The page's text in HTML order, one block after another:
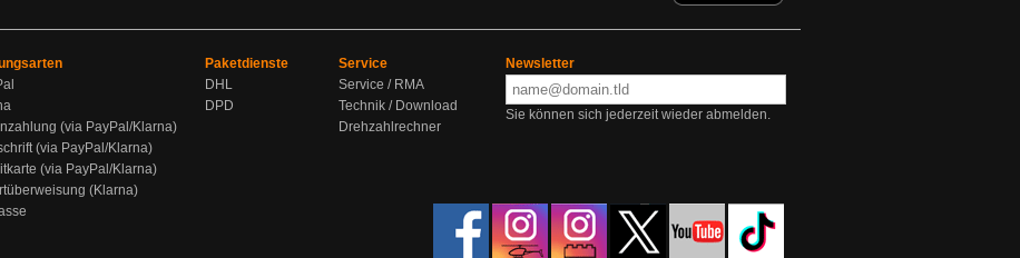
(via PayPal/Klarna)
(via PayPal/Klarna)
(via PayPal/Klarna)
(Klarna)
Paketdienste
DHL
DPD
Service
Service / RMA
Technik / Download
Drehzahlrechner
Newsletter
Sie können sich jederzeit wieder abmelden.